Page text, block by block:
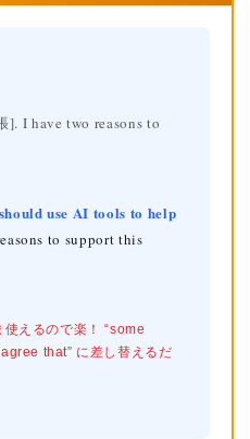
]. I have two reasons to
use AI tools to help
to support this
えるので楽！ “some
that” に差し替えるだ